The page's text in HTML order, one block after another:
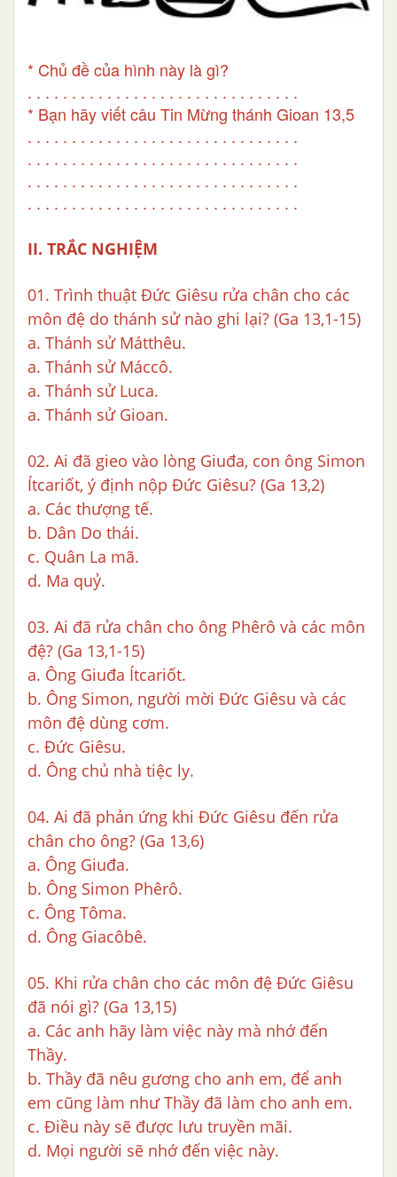
* Chủ đề của hình này là gì?
. . . . . . . . . . . . . . . . . . . . . . . . . . . . . . .
* Bạn hãy viết câu Tin Mừng thánh Gioan 13,5
. . . . . . . . . . . . . . . . . . . . . . . . . . . . . . .
. . . . . . . . . . . . . . . . . . . . . . . . . . . . . . .
. . . . . . . . . . . . . . . . . . . . . . . . . . . . . . .
. . . . . . . . . . . . . . . . . . . . . . . . . . . . . . .
II. TRẮC NGHIỆM
01. Trình thuật Đức Giêsu rửa chân cho các
môn đệ do thánh sử nào ghi lại? (Ga 13,1-15)
a. Thánh sử Mátthêu.
a. Thánh sử Máccô.
a. Thánh sử Luca.
a. Thánh sử Gioan.
02. Ai đã gieo vào lòng Giuđa, con ông Simon
Ítcariốt, ý định nộp Đức Giêsu? (Ga 13,2)
a. Các thượng tế.
b. Dân Do thái.
c. Quân La mã.
d. Ma quỷ.
03. Ai đã rửa chân cho ông Phêrô và các môn
đệ? (Ga 13,1-15)
a. Ông Giuđa Ítcariốt.
b. Ông Simon, người mời Đức Giêsu và các
môn đệ dùng cơm.
c. Đức Giêsu.
d. Ông chủ nhà tiệc ly.
04. Ai đã phản ứng khi Đức Giêsu đến rửa
chân cho ông? (Ga 13,6)
a. Ông Giuđa.
b. Ông Simon Phêrô.
c. Ông Tôma.
d. Ông Giacôbê.
05. Khi rửa chân cho các môn đệ Đức Giêsu
đã nói gì? (Ga 13,15)
a. Các anh hãy làm việc này mà nhớ đến
Thầy.
b. Thầy đã nêu gương cho anh em, để anh
em cũng làm như Thầy đã làm cho anh em.
c. Điều này sẽ được lưu truyền mãi.
d. Mọi người sẽ nhớ đến việc này.